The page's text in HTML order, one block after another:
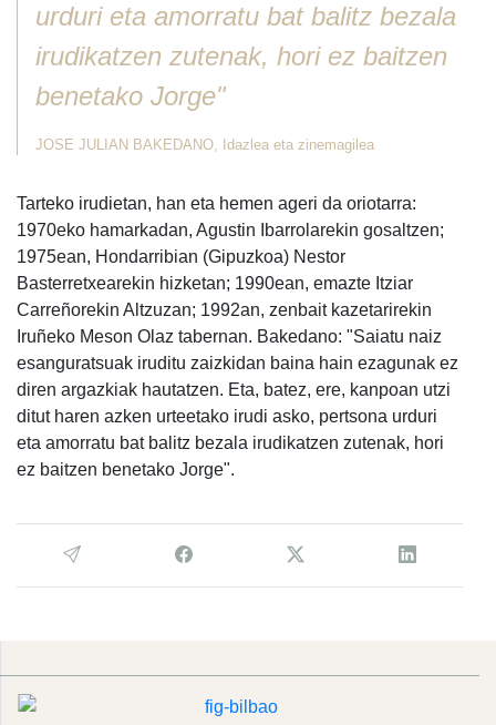
urduri eta amorratu bat balitz bezala
irudikatzen zutenak, hori ez baitzen
benetako Jorge"
JOSE JULIAN BAKEDANO, Idazlea eta zinemagilea
Tarteko irudietan, han eta hemen ageri da oriotarra:
1970eko hamarkadan, Agustin Ibarrolarekin gosaltzen;
1975ean, Hondarribian (Gipuzkoa) Nestor
Basterretxearekin hizketan; 1990ean, emazte Itziar
Carreñorekin Altzuzan; 1992an, zenbait kazetarirekin
Iruñeko Meson Olaz tabernan. Bakedano: "Saiatu naiz
esanguratsuak iruditu zaizkidan baina hain ezagunak ez
diren argazkiak hautatzen. Eta, batez, ere, kanpoan utzi
ditut haren azken urteetako irudi asko, pertsona urduri
eta amorratu bat balitz bezala irudikatzen zutenak, hori
ez baitzen benetako Jorge".